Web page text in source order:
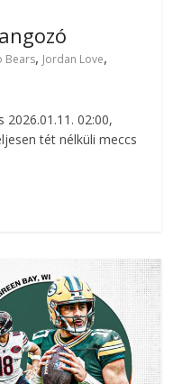
Bears, Jordan Love,
2026.01.11. 02:00,
tét nélküli meccs